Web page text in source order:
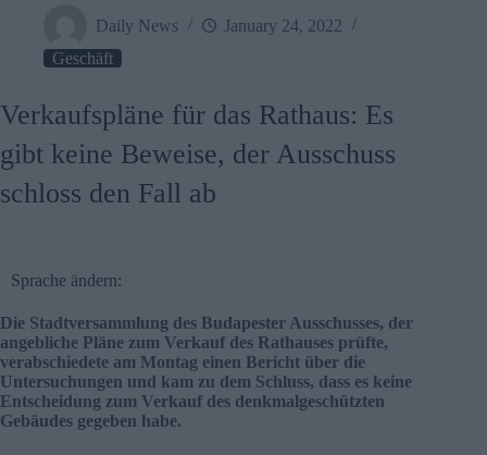
Daily News
January 24, 2022
Geschäft
Verkaufspläne für das Rathaus: Es
gibt keine Beweise, der Ausschuss
schloss den Fall ab
Sprache ändern:
Die Stadtversammlung des Budapester Ausschusses, der
angebliche Pläne zum Verkauf des Rathauses prüfte,
verabschiedete am Montag einen Bericht über die
Untersuchungen und kam zu dem Schluss, dass es keine
Entscheidung zum Verkauf des denkmalgeschützten
Gebäudes gegeben habe.